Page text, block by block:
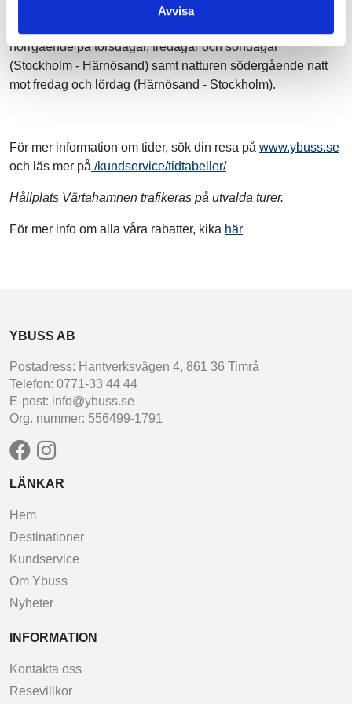
Avvisa
Tack vare turer utan rast och färre stopp finns resor för dig
norrgående på torsdagar, fredagar och söndagar
(Stockholm - Härnösand) samt natturen södergående natt
mot fredag och lördag (Härnösand - Stockholm).
För mer information om tider, sök din resa på www.ybuss.se
och läs mer på /kundservice/tidtabeller/
Hållplats Värtahamnen trafikeras på utvalda turer.
För mer info om alla våra rabatter, kika här
YBUSS AB
Postadress: Hantverksvägen 4, 861 36 Timrå
Telefon: 0771-33 44 44
E-post: info@ybuss.se
Org. nummer: 556499-1791
LÄNKAR
Hem
Destinationer
Kundservice
Om Ybuss
Nyheter
INFORMATION
Kontakta oss
Resevillkor